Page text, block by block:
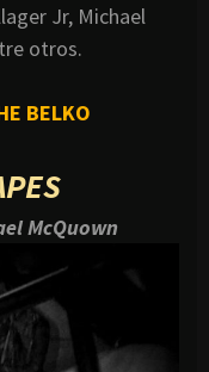
Jr, Michael
otros.
BELKO
McQuown